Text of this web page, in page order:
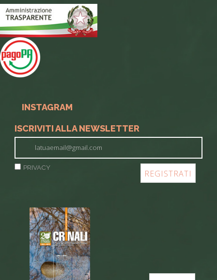
INSTAGRAM
ISCRIVITI ALLA NEWSLETTER
PRIVACY